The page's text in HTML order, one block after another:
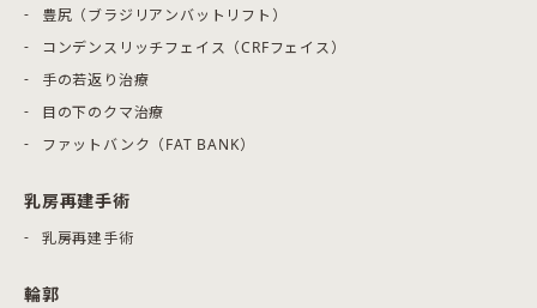
豊尻（ブラジリアンバットリフト）
コンデンスリッチフェイス（CRFフェイス）
手の若返り治療
目の下のクマ治療
ファットバンク（FAT BANK）
乳房再建手術
乳房再建手術
輪郭